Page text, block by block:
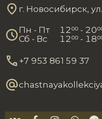
г. Новосибирск,
Пн - Пт 1200 - 20
Сб - Вс
1200 - 18
+7 953 861 59 37